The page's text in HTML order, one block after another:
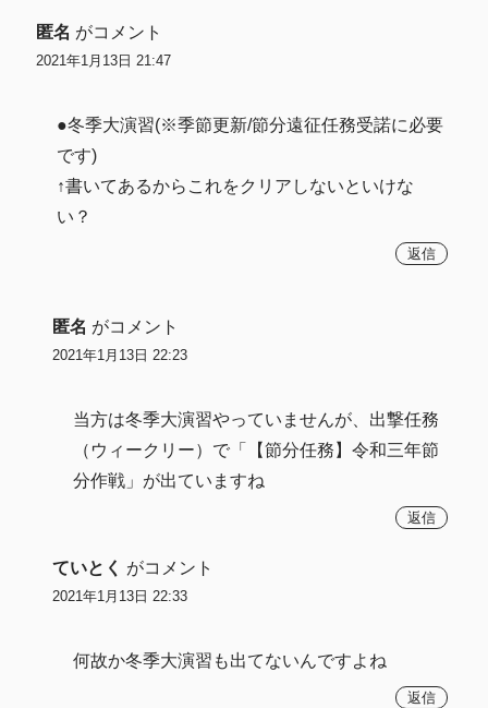
匿名 がコメント
2021年1月13日 21:47
●冬季大演習(※季節更新/節分遠征任務受諾に必要
です)
↑書いてあるからこれをクリアしないといけな
い？
返信
匿名 がコメント
2021年1月13日 22:23
当方は冬季大演習やっていませんが、出撃任務
（ウィークリー）で「【節分任務】令和三年節
分作戦」が出ていますね
返信
ていとく がコメント
2021年1月13日 22:33
何故か冬季大演習も出てないんですよね
返信